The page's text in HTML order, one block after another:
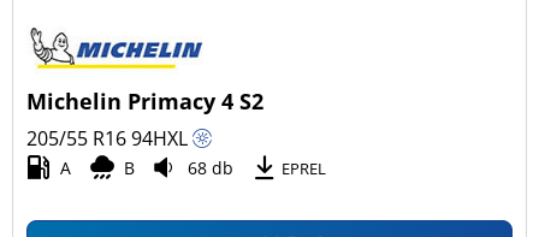
Michelin Primacy 4 S2
205/55 R1694HXL
A B 68 db EPREL